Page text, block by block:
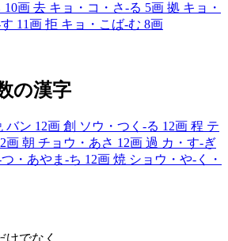
10画 去 キョ・コ・さ-る 5画 拠 キョ・
11画 拒 キョ・こば-む 8画
の漢字
バン 12画 創 ソウ・つく-る 12画 程 テ
画 朝 チョウ・あさ 12画 過 カ・す-ぎ
・あやま-ち 12画 焼 ショウ・や-く・
でなく